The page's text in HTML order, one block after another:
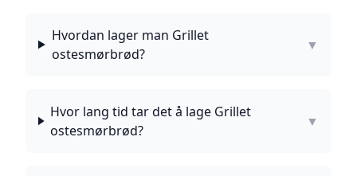
Hvordan lager man Grillet
ostesmørbrød?
▼
Hvor lang tid tar det å lage Grillet
ostesmørbrød?
▼